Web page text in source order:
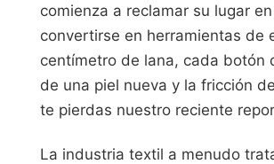
comienza a reclamar su lugar
convertirse en herramientas de
centímetro de lana, cada botón
de una piel nueva y la fricción
te pierdas nuestro reciente
La industria textil a menudo